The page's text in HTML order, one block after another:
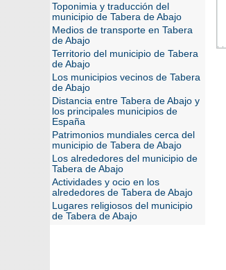
Toponimia y traducción del
municipio de Tabera de Abajo
Medios de transporte en Tabera
de Abajo
Territorio del municipio de Tabera
de Abajo
Los municipios vecinos de Tabera
de Abajo
Distancia entre Tabera de Abajo y
los principales municipios de
España
Patrimonios mundiales cerca del
municipio de Tabera de Abajo
Los alrededores del municipio de
Tabera de Abajo
Actividades y ocio en los
alrededores de Tabera de Abajo
Lugares religiosos del municipio
de Tabera de Abajo